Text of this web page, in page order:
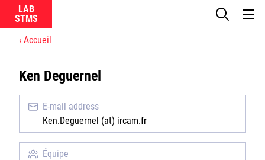
LAB
La recherche
Actualités
Équipes
Accueil
Ken Deguernel
E-mail address
Ken.Deguernel (at) ircam.fr
Équipe